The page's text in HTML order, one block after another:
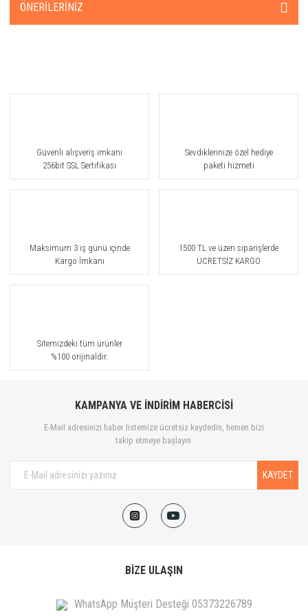
ÖNERILERINIZ
Güvenli alışveriş imkanı
256bit SSL Sertifikası
Sevdiklerinize özel hediye
paketi hizmeti
Maksimum 3 iş günü içinde
Kargo İmkanı
1500 TL ve üzeri siparişlerde
ÜCRETSİZ KARGO
Sitemizdeki tüm ürünler
%100 orijinaldir.
KAMPANYA VE İNDİRİM HABERCİSİ
E-Mail adresinizi haber listemize ücretsiz kaydedin, hemen bizi
takip etmeye başlayın.
KAYDET
BİZE ULAŞIN
WhatsApp Müşteri Desteği 05373226789